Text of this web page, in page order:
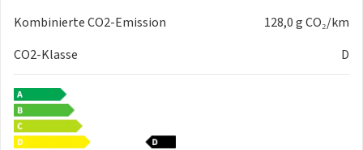
Kombinierte CO2-Emission
128,0 g CO₂/km
CO2-Klasse
D